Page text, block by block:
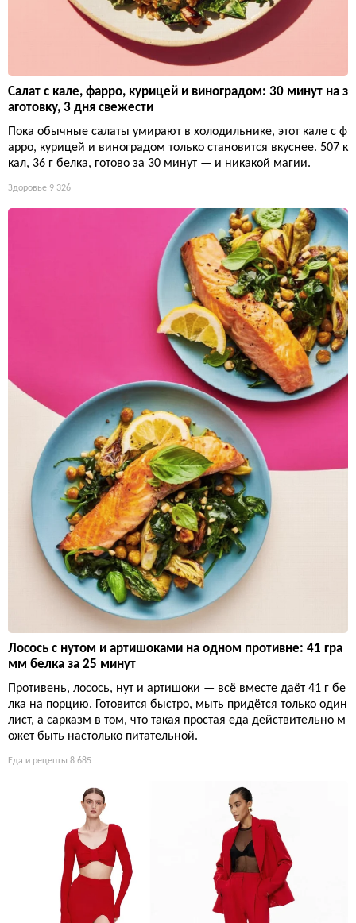
Салат с кале, фарро, курицей и виноградом: 30 минут на з
аготовку, 3 дня свежести
Пока обычные салаты умирают в холодильнике, этот кале с ф
арро, курицей и виноградом только становится вкуснее. 507 к
кал, 36 г белка, готово за 30 минут — и никакой магии.
Здоровье 9 326
Лосось с нутом и артишоками на одном противне: 41 гра
мм белка за 25 минут
Противень, лосось, нут и артишоки — всё вместе даёт 41 г бе
лка на порцию. Готовится быстро, мыть придётся только один
лист, а сарказм в том, что такая простая еда действительно м
ожет быть настолько питательной.
Еда и рецепты 8 685